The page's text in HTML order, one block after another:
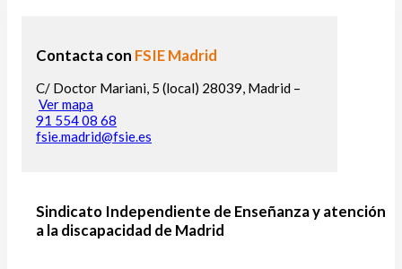
Contacta con FSIE Madrid
C/ Doctor Mariani, 5 (local) 28039, Madrid –
Ver mapa
91 554 08 68
fsie.madrid@fsie.es
Sindicato Independiente de Enseñanza y atención
a la discapacidad de Madrid